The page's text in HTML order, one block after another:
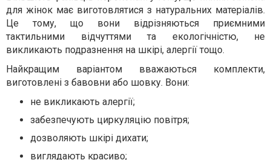
для жінок має виготовлятися з натуральних матеріалів.
Це тому, що вони відрізняються приємними
тактильними відчуттями та екологічністю, не
викликають подразнення на шкірі, алергії тощо.
Найкращим варіантом вважаються комплекти,
виготовлені з бавовни або шовку. Вони:
не викликають алергії;
забезпечують циркуляцію повітря;
дозволяють шкірі дихати;
виглядають красиво;